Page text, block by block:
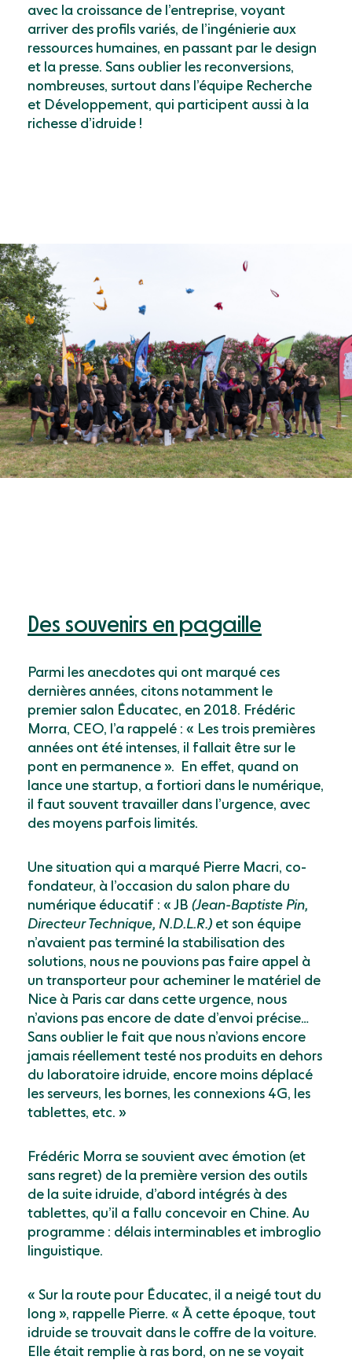
avec la croissance de l’entreprise, voyant
arriver des profils variés, de l’ingénierie aux
ressources humaines, en passant par le design
et la presse. Sans oublier les reconversions,
nombreuses, surtout dans l’équipe Recherche
et Développement, qui participent aussi à la
richesse d’idruide !
Des souvenirs en pagaille
Parmi les anecdotes qui ont marqué ces
dernières années, citons notamment le
premier salon Éducatec, en 2018. Frédéric
Morra, CEO, l’a rappelé : « Les trois premières
années ont été intenses, il fallait être sur le
pont en permanence ». En effet, quand on
lance une startup, a fortiori dans le numérique,
il faut souvent travailler dans l’urgence, avec
des moyens parfois limités.
Une situation qui a marqué Pierre Macri, co-
fondateur, à l’occasion du salon phare du
numérique éducatif : « JB (Jean-Baptiste Pin,
Directeur Technique, N.D.L.R.) et son équipe
n’avaient pas terminé la stabilisation des
solutions, nous ne pouvions pas faire appel à
un transporteur pour acheminer le matériel de
Nice à Paris car dans cette urgence, nous
n’avions pas encore de date d’envoi précise…
Sans oublier le fait que nous n’avions encore
jamais réellement testé nos produits en dehors
du laboratoire idruide, encore moins déplacé
les serveurs, les bornes, les connexions 4G, les
tablettes, etc. »
Frédéric Morra se souvient avec émotion (et
sans regret) de la première version des outils
de la suite idruide, d’abord intégrés à des
tablettes, qu’il a fallu concevoir en Chine. Au
programme : délais interminables et imbroglio
linguistique.
« Sur la route pour Éducatec, il a neigé tout du
long », rappelle Pierre. « À cette époque, tout
idruide se trouvait dans le coffre de la voiture.
Elle était remplie à ras bord, on ne se voyait